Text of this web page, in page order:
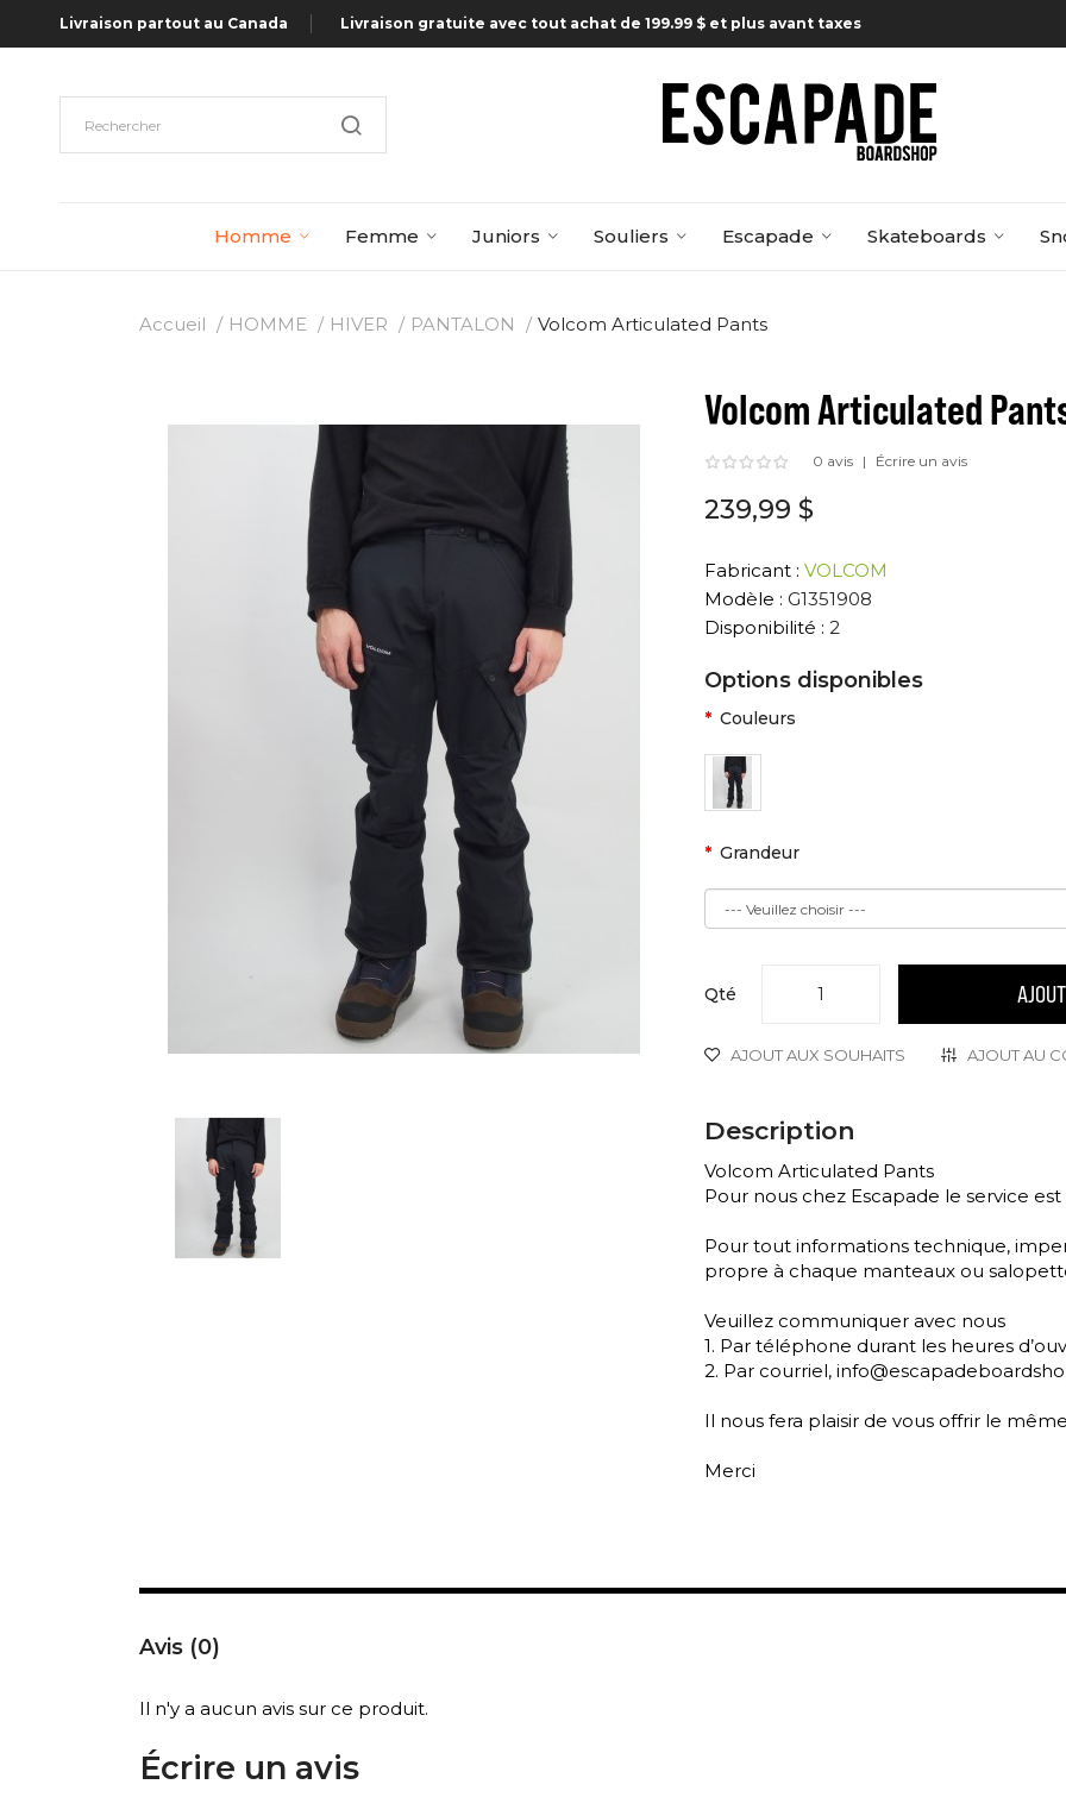
Livraison partout au Canada Livraison gratuite avec tout achat de 199.99 $ et plus avant taxes
Homme Femme Juniors Souliers Skateboards
Escapade
Accueil HOMME HIVER PANTALON Volcom Articulated Pants
Volcom Articulated
0 avis Écrire un avis
239,99 $
Fabricant : VOLCOM
Modèle : G1351908
Disponibilité : 2
Options disponibles
Couleurs
Grandeur
Qté
AJOUT AUX SOUHAITS AJOUT AU
Description
Volcom Articulated Pants
Pour nous chez Escapade le service
Pour tout informations technique,
propre à chaque manteaux ou
Veuillez communiquer avec nous
1. Par téléphone durant les heures
2. Par courriel,
Il nous fera plaisir de vous offrir le
Merci
Avis (0)
Il n'y a aucun avis sur ce produit.
Écrire un avis